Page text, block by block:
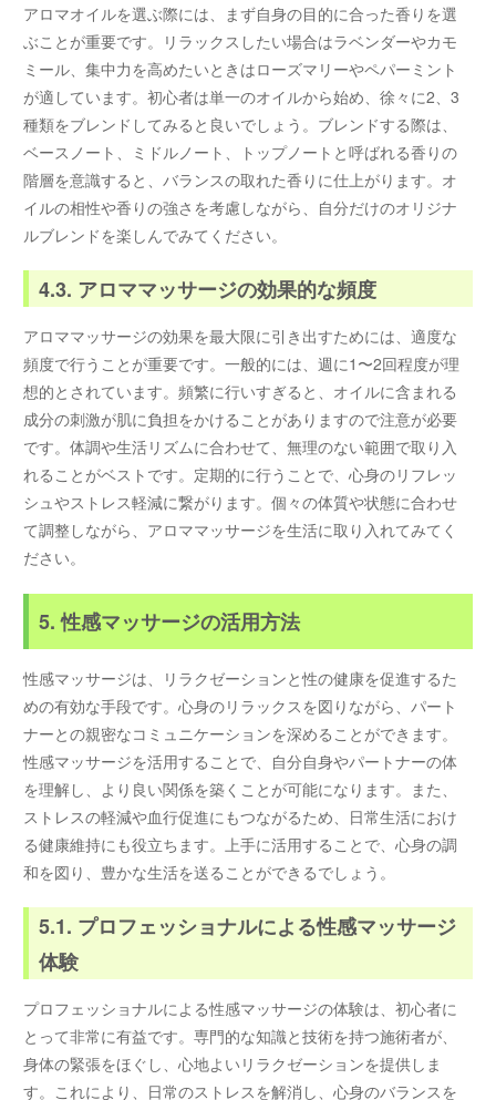
アロマオイルを選ぶ際には、まず自身の目的に合った香りを選
ぶことが重要です。リラックスしたい場合はラベンダーやカモ
ミール、集中力を高めたいときはローズマリーやペパーミント
が適しています。初心者は単一のオイルから始め、徐々に2、3
種類をブレンドしてみると良いでしょう。ブレンドする際は、
ベースノート、ミドルノート、トップノートと呼ばれる香りの
階層を意識すると、バランスの取れた香りに仕上がります。オ
イルの相性や香りの強さを考慮しながら、自分だけのオリジナ
ルブレンドを楽しんでみてください。
4.3. アロママッサージの効果的な頻度
アロママッサージの効果を最大限に引き出すためには、適度な
頻度で行うことが重要です。一般的には、週に1〜2回程度が理
想的とされています。頻繁に行いすぎると、オイルに含まれる
成分の刺激が肌に負担をかけることがありますので注意が必要
です。体調や生活リズムに合わせて、無理のない範囲で取り入
れることがベストです。定期的に行うことで、心身のリフレッ
シュやストレス軽減に繋がります。個々の体質や状態に合わせ
て調整しながら、アロママッサージを生活に取り入れてみてく
ださい。
5. 性感マッサージの活用方法
性感マッサージは、リラクゼーションと性の健康を促進するた
めの有効な手段です。心身のリラックスを図りながら、パート
ナーとの親密なコミュニケーションを深めることができます。
性感マッサージを活用することで、自分自身やパートナーの体
を理解し、より良い関係を築くことが可能になります。また、
ストレスの軽減や血行促進にもつながるため、日常生活におけ
る健康維持にも役立ちます。上手に活用することで、心身の調
和を図り、豊かな生活を送ることができるでしょう。
5.1. プロフェッショナルによる性感マッサージ
体験
プロフェッショナルによる性感マッサージの体験は、初心者に
とって非常に有益です。専門的な知識と技術を持つ施術者が、
身体の緊張をほぐし、心地よいリラクゼーションを提供しま
す。これにより、日常のストレスを解消し、心身のバランスを